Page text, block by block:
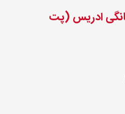
ادریس (پت